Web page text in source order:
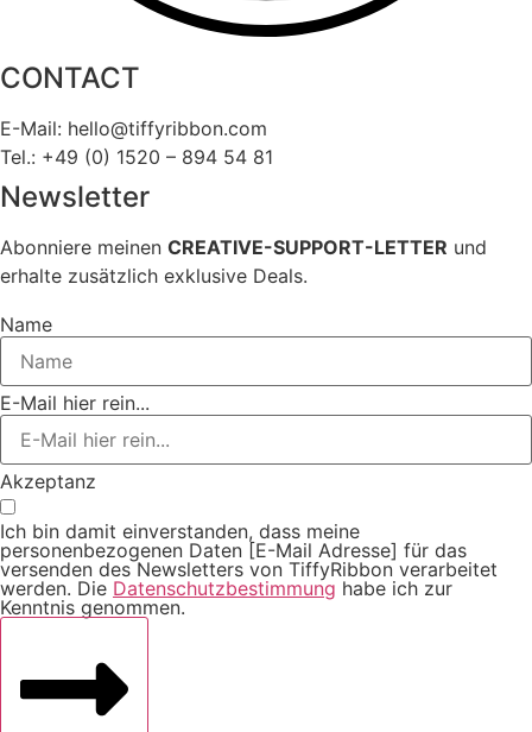
CONTACT
E-Mail: hello@tiffyribbon.com
Tel.: +49 (0) 1520 – 894 54 81
Newsletter
Abonniere meinen CREATIVE-SUPPORT-LETTER und
erhalte zusätzlich exklusive Deals.
Name
E-Mail hier rein...
Akzeptanz
Ich bin damit einverstanden, dass meine
personenbezogenen Daten [E-Mail Adresse] für das
versenden des Newsletters von TiffyRibbon verarbeitet
werden. Die Datenschutzbestimmung habe ich zur
Kenntnis genommen.